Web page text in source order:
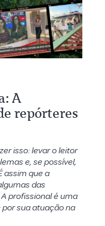
A
repórteres
isso: levar o leitor
e, se possível,
assim que a
das
profissional é uma
sua atuação na